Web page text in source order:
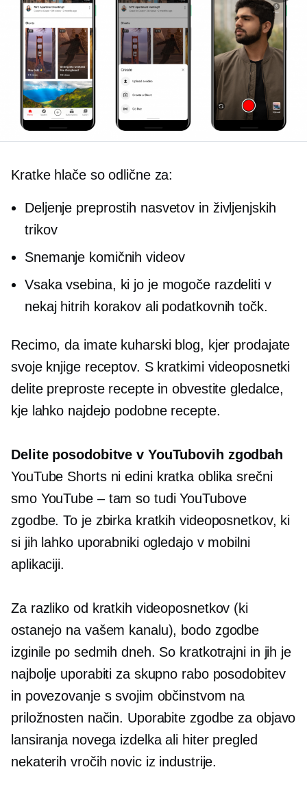
Kratke hlače so odlične za:
Deljenje preprostih nasvetov in življenjskih
trikov
Snemanje komičnih videov
Vsaka vsebina, ki jo je mogoče razdeliti v
nekaj hitrih korakov ali podatkovnih točk.
Recimo, da imate kuharski blog, kjer prodajate
svoje knjige receptov. S kratkimi videoposnetki
delite preproste recepte in obvestite gledalce,
kje lahko najdejo podobne recepte.
Delite posodobitve v YouTubovih zgodbah
YouTube Shorts ni edini kratka oblika srečni
smo YouTube – tam so tudi YouTubove
zgodbe. To je zbirka kratkih videoposnetkov, ki
si jih lahko uporabniki ogledajo v mobilni
aplikaciji.
Za razliko od kratkih videoposnetkov (ki
ostanejo na vašem kanalu), bodo zgodbe
izginile po sedmih dneh. So kratkotrajni in jih je
najbolje uporabiti za skupno rabo posodobitev
in povezovanje s svojim občinstvom na
priložnosten način. Uporabite zgodbe za objavo
lansiranja novega izdelka ali hiter pregled
nekaterih vročih novic iz industrije.